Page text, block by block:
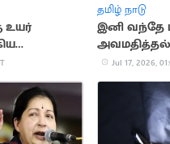
உயர்
தமிழ் நாடு
இனி வந்தே
நிச்சயம்
Jul 17, 2026,